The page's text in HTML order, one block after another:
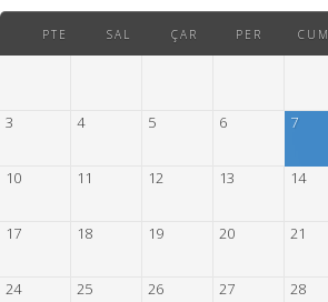
PTE SAL ÇAR PER CUM
3 4 5 6 7
10 11 12 13 14
17 18 19 20 21
24 25 26 27 28